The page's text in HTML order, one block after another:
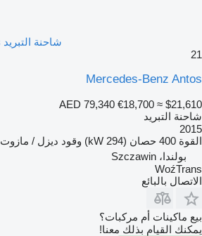
شاحنة التبريد Mercedes-Benz Antos
21
Mercedes-Benz Antos
AED 79,340 €18,700 ≈ $21,610
شاحنة التبريد
2015
القوة 400 حصان (294 kW) وقود ديزل / مازوت
بولندا، Szczawin
WoźTrans
الاتصال بالبائع
بيع ماكينات أم مركبات؟
يمكنك القيام بذلك معنا!